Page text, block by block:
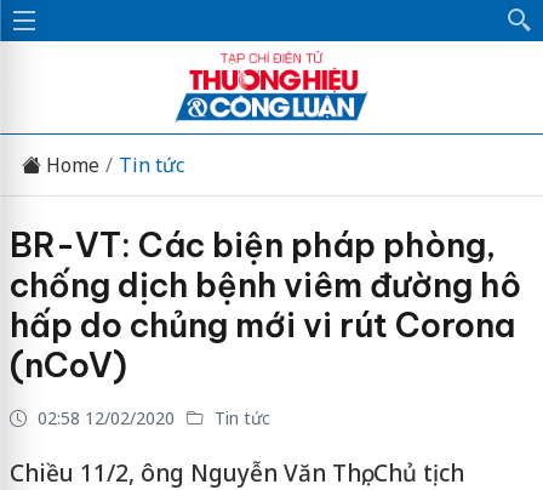
Home Tin tức
BR-VT: Các biện pháp phòng,
chống dịch bệnh viêm đường hô
hấp do chủng mới vi rút Corona
(nCoV)
02:58 12/02/2020 Tin tức
Chiều 11/2, ông Nguyễn Văn Thọ, Chủ tịch